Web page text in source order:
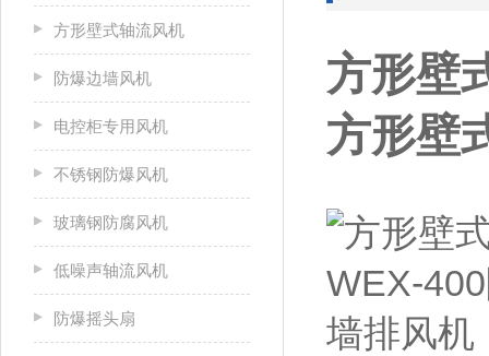
方形壁式轴流风机
防爆边墙风机
电控柜专用风机
不锈钢防爆风机
玻璃钢防腐风机
低噪声轴流风机
防爆摇头扇
方形壁
方形壁